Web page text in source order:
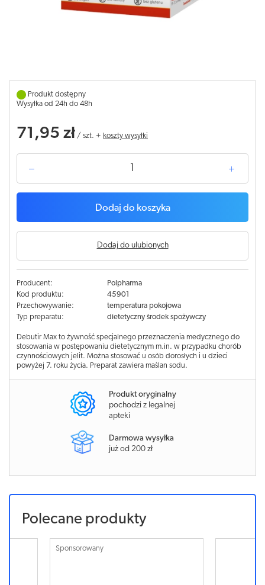
Produkt dostępny
Wysyłka od 24h do 48h
71,95 zł / szt. + koszty wysyłki
Dodaj do koszyka
Dodaj do ulubionych
Producent:
Polpharma
Kod produktu:
45901
Przechowywanie:
temperatura pokojowa
Typ preparatu:
dietetyczny środek spożywczy
Debutir Max to żywność specjalnego przeznaczenia medycznego do
stosowania w postępowaniu dietetycznym m.in. w przypadku chorób
czynnościowych jelit. Można stosować u osób dorosłych i u dzieci
powyżej 7. roku życia. Preparat zawiera maślan sodu.
Produkt oryginalny
pochodzi z legalnej
apteki
Darmowa wysyłka
już od 200 zł
Polecane produkty
Sponsorowany